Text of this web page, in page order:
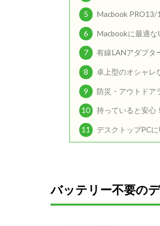
5 Macbook PRO13/
6 Macbookに最適な
7 有線LANアダプ
8 卓上型のオシャレ
9 防災・アウトドア
10 持っていると安心
11 デスクトップPC
バッテリー不要の